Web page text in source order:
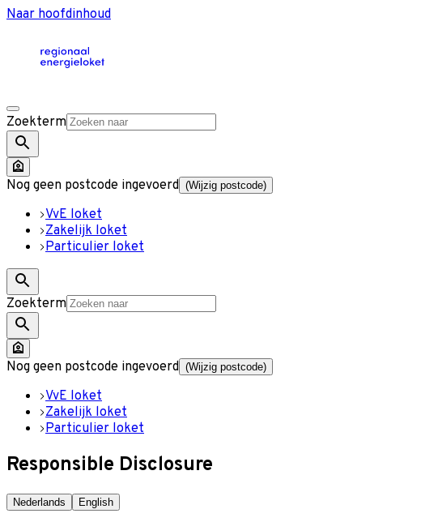
Naar hoofdinhoud
Zoekterm
Nog geen postcode ingevoerd (Wijzig postcode)
VvE loket
Zakelijk loket
Particulier loket
Zoekterm
Nog geen postcode ingevoerd (Wijzig postcode)
VvE loket
Zakelijk loket
Particulier loket
Responsible Disclosure
Nederlands English